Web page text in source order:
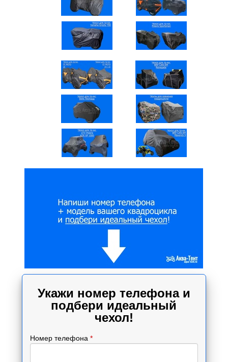
Укажи номер телефона и
подбери идеальный
чехол!
Номер телефона *